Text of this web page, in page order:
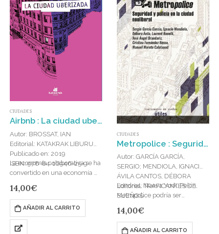
CIUDADES
Airbnb : La ciudad uberizada
Autor: BROSSAT, IAN
Editorial: KATAKRAK LIBURUAK
Publicado en: 2019
ISBN: 978-84-16946-25-9
La economía colaborativa se ha
convertido en una economía de
ciudades están recorridas por
multinacionales que,
parapetadas tras la bella…
14,00€
AÑADIR AL CARRITO
CIUDADES
Metropolice : Seguridad y policia en la ciudad neoliberal
Autor: GARCÍA GARCÍA,
SERGIO; MENDIOLA, IGNACIO;
ÁVILA CANTOS, DÉBORA
Editorial: TRAFICANTES DE
SUEÑOS
ISBN: 978-84-124538-0-5
Londres, Nueva York, Pekín,
Metropolice podría ser
desgarrada por la desigualdad,
atravesada por…
14,00€
AÑADIR AL CARRITO